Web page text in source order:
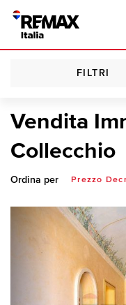
FILTRI
Vendita
Collecchio
Ordina per